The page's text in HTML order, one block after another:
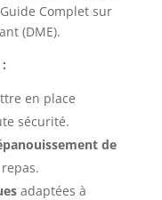
Complet sur
(DME).
en place
sécurité.
de
adaptées à